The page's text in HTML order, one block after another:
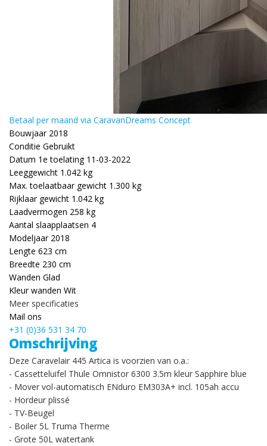
Betaal per maand via CaravanDreams Concept
Bouwjaar2018
Conditie Gebruikt
Datum 1e toelating11-03-2022
Leeggewicht 1.042 kg
Max. toelaatbaar gewicht 1.300 kg
Rijklaar gewicht 1.042 kg
Laadvermogen 258 kg
Aantal slaapplaatsen 4
Modeljaar2018
Lengte 623 cm
Breedte 230 cm
Wanden Glad
Kleur wanden Wit
Meer specificaties
Mail ons
+31 (0)36 531 34 70
Omschrijving
Deze Caravelair 445 Artica is voorzien van o.a.:
- Cassetteluifel Thule Omnistor 6300 3.5m kleur Sapphire blue
- Mover vol-automatisch ENduro EM303A+ incl. 105ah accu
- Hordeur plissé
- TV-Beugel
- Boiler 5L Truma Therme
- Grote 50L watertank